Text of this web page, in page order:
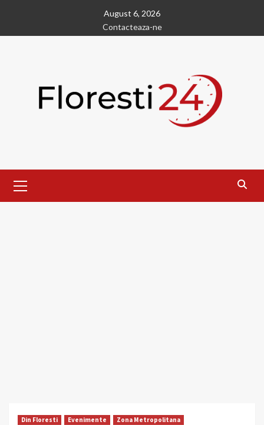
content
August 6, 2026
Contacteaza-ne
Menu
Din Floresti Evenimente Zona Metropolitana